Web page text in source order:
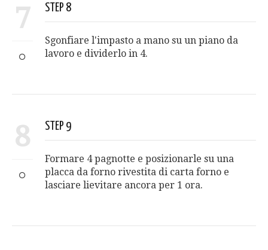
7 STEP 8
Sgonfiare l'impasto a mano su un piano da
lavoro e dividerlo in 4.
8 STEP 9
Formare 4 pagnotte e posizionarle su una
placca da forno rivestita di carta forno e
lasciare lievitare ancora per 1 ora.